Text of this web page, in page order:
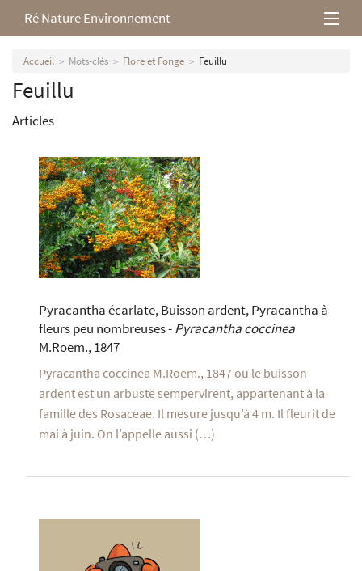
Ré Nature Environnement
L’association
Milieux rétais
Accueil Mots-clés Flore et Fonge Feuillu
Feuillu
Articles
Pyracantha écarlate, Buisson ardent, Pyracantha à
fleurs peu nombreuses -Pyracantha coccinea
M.Roem., 1847
Pyracantha coccinea M.Roem., 1847 ou le buisson
ardent est un arbuste sempervirent, appartenant à la
famille des Rosaceae. Il mesure jusqu’à 4 m. Il fleurit de
mai à juin. On l’appelle aussi (…)